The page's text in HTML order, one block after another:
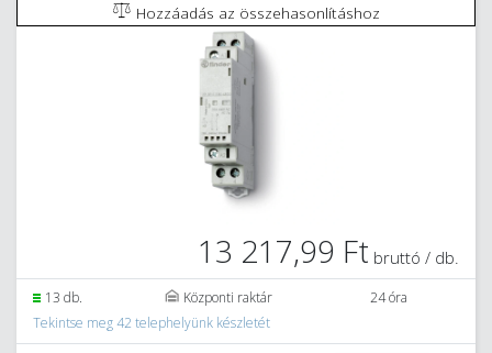
Hozzáadás az összehasonlításhoz
13 217,99 Ft bruttó / db.
13 db. Központi raktár
24 óra
Tekintse meg 42 telephelyünk készletét